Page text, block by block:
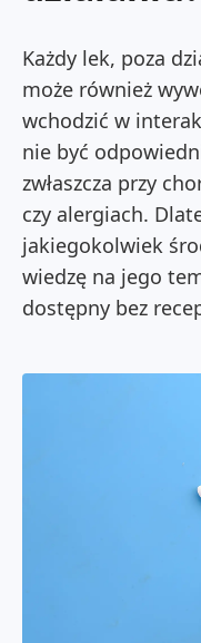
Każdy lek, poza
może również
wchodzić w
nie być
zwłaszcza przy
czy alergiach.
jakiegokolwiek
wiedzę na jego
dostępny bez